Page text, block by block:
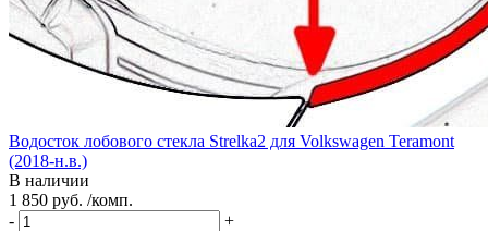
Водосток лобового стекла Strelka2 для Volkswagen Teramont
(2018-н.в.)
В наличии
1 850 руб. /комп.
-
+